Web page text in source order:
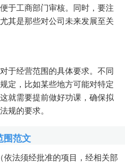
于工商部门审核。同时，要注
其是那些对公司未来发展至关
于经营范围的具体要求。不同
定，比如某些地方可能对特定
就需要提前做好功课，确保拟
规的要求。
围范文
依法须经批准的项目，经相关部